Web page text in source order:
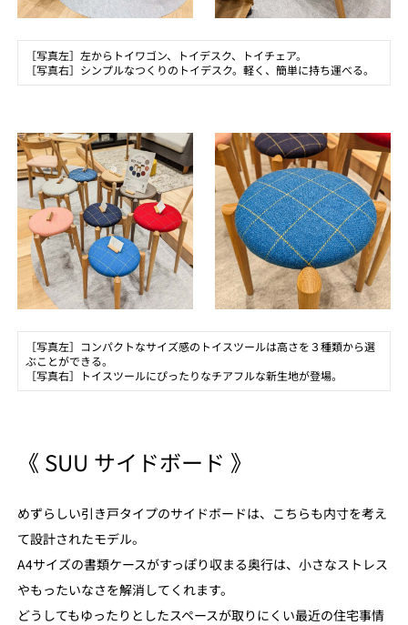
［写真左］左からトイワゴン、トイデスク、トイチェア。
［写真右］シンプルなつくりのトイデスク。軽く、簡単に持ち運べる。
［写真左］コンパクトなサイズ感のトイスツールは高さを３種類から選
ぶことができる。
［写真右］トイスツールにぴったりなチアフルな新生地が登場。
《 SUU サイドボード 》
めずらしい引き戸タイプのサイドボードは、こちらも内寸を考え
て設計されたモデル。
A4サイズの書類ケースがすっぽり収まる奥行は、小さなストレス
やもったいなさを解消してくれます。
どうしてもゆったりとしたスペースが取りにくい最近の住宅事情